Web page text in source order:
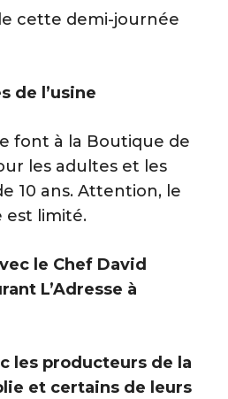
cette demi-journée
de l’usine
font à la Boutique de
les adultes et les
10 ans. Attention, le
est limité.
le Chef David
L’Adresse à
les producteurs de la
et certains de leurs